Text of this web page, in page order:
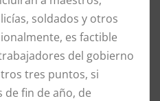
soldados y otros
es factible
del gobierno
tres puntos, si
de fin de año, de